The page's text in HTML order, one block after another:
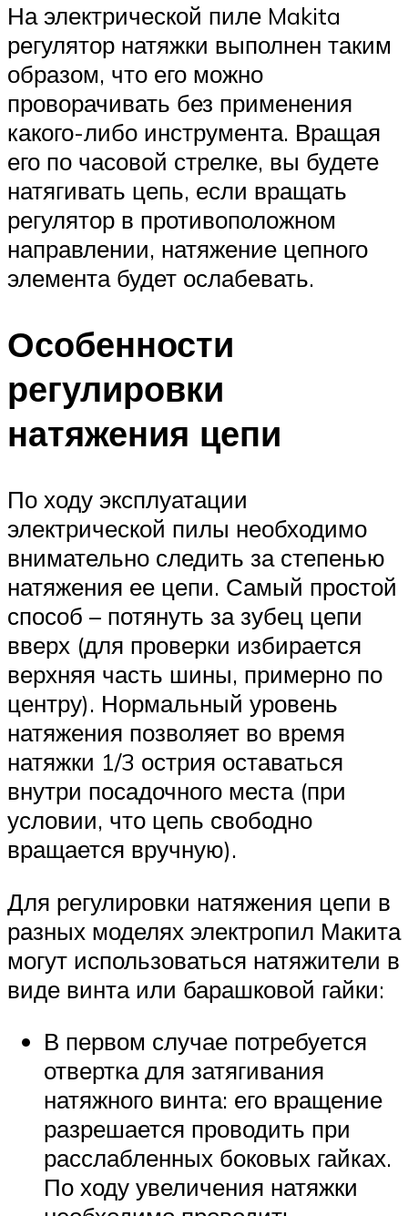
На электрической пиле Makita
регулятор натяжки выполнен таким
образом, что его можно
проворачивать без применения
какого-либо инструмента. Вращая
его по часовой стрелке, вы будете
натягивать цепь, если вращать
регулятор в противоположном
направлении, натяжение цепного
элемента будет ослабевать.
Особенности
регулировки
натяжения цепи
По ходу эксплуатации
электрической пилы необходимо
внимательно следить за степенью
натяжения ее цепи. Самый простой
способ – потянуть за зубец цепи
вверх (для проверки избирается
верхняя часть шины, примерно по
центру). Нормальный уровень
натяжения позволяет во время
натяжки 1/3 острия оставаться
внутри посадочного места (при
условии, что цепь свободно
вращается вручную).
Для регулировки натяжения цепи в
разных моделях электропил Макита
могут использоваться натяжители в
виде винта или барашковой гайки:
В первом случае потребуется
отвертка для затягивания
натяжного винта: его вращение
разрешается проводить при
расслабленных боковых гайках.
По ходу увеличения натяжки